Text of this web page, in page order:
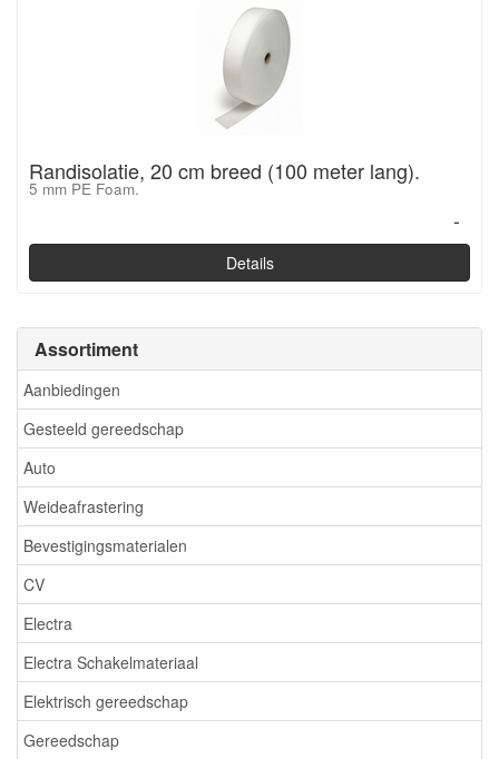
Assortiment
Aanbiedingen
Gesteeld gereedschap
Auto
Weideafrastering
Bevestigingsmaterialen
CV
Electra
Electra Schakelmateriaal
Elektrisch gereedschap
Gereedschap
Randisolatie, 20 cm breed (100 meter lang).
5 mm PE Foam.
-
Details